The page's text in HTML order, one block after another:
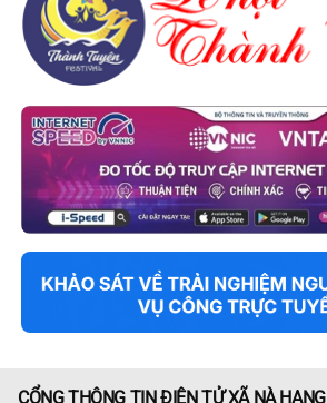
CỔNG THÔNG TIN ĐIỆN TỬ XÃ NÀ HANG